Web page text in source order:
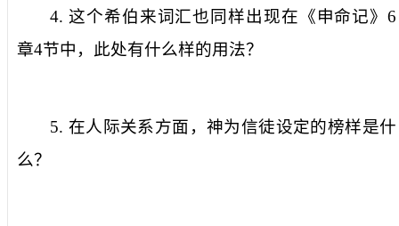
4. 这个希伯来词汇也同样出现在《申命记》6
章4节中，此处有什么样的用法？
5. 在人际关系方面，神为信徒设定的榜样是什
么？